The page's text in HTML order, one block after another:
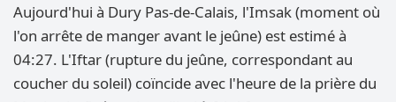
Aujourd'hui à Dury Pas-de-Calais, l'Imsak (moment où
l'on arrête de manger avant le jeûne) est estimé à
04:27. L'Iftar (rupture du jeûne, correspondant au
coucher du soleil) coïncide avec l'heure de la prière du